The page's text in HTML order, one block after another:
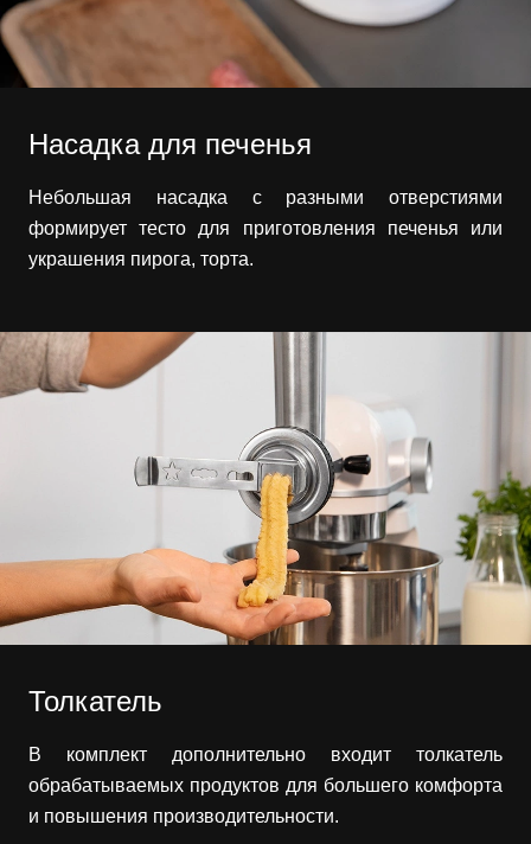
Насадка для печенья
Небольшая насадка с разными отверстиями
формирует тесто для приготовления печенья или
украшения пирога, торта.
Толкатель
В комплект дополнительно входит толкатель
обрабатываемых продуктов для большего комфорта
и повышения производительности.